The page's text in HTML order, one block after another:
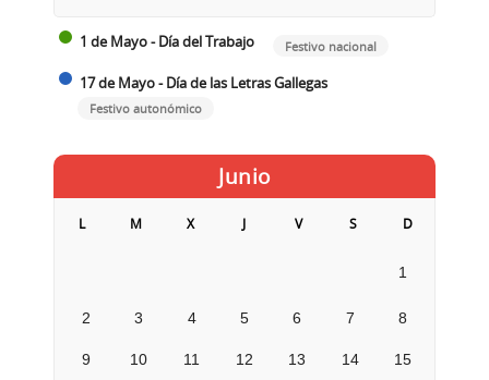
1 de Mayo - Día del Trabajo Festivo nacional
17 de Mayo - Día de las Letras Gallegas
Festivo autonómico
Junio
L M X J V S D
1
2 3 4 5 6 7 8
9 10 11 12 13 14 15